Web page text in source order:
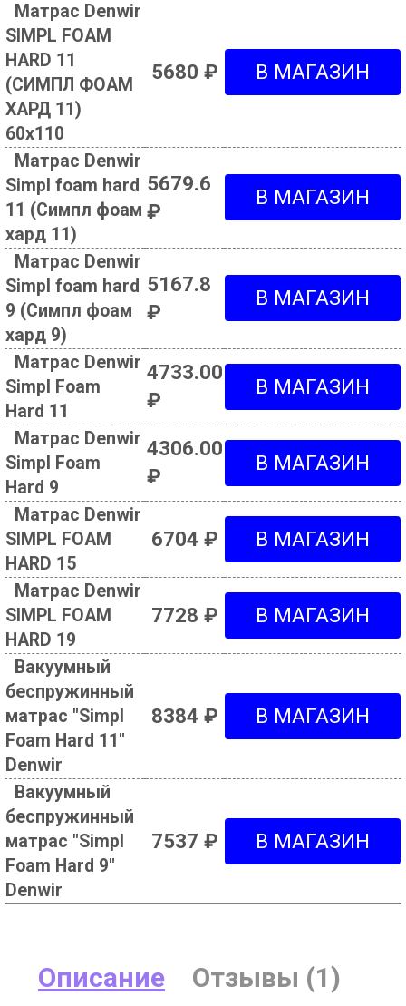
Матрас Denwir
SIMPL FOAM
HARD 11
(СИМПЛ ФОАМ
ХАРД 11)
60х110
5680 ₽
Матрас Denwir
Simpl foam hard
11 (Симпл фоам
хард 11)
5679.6
₽
Матрас Denwir
Simpl foam hard
9 (Симпл фоам
хард 9)
5167.8
₽
Матрас Denwir
Simpl Foam
Hard 11
4733.00
₽
Матрас Denwir
Simpl Foam
Hard 9
4306.00
₽
Матрас Denwir
SIMPL FOAM
HARD 15
6704 ₽
Матрас Denwir
SIMPL FOAM
HARD 19
7728 ₽
Вакуумный
беспружинный
матрас "Simpl
Foam Hard 11"
Denwir
8384 ₽
Вакуумный
беспружинный
матрас "Simpl
Foam Hard 9"
Denwir
7537 ₽
Описание Отзывы (1)